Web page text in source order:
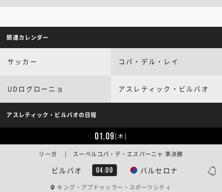
関連カレンダー
サッカー コパ・デル・レイ
UDログローニョ アスレティック・ビルバオ
アスレティック・ビルバオの日程
01.09[木]
ビルバオ 04:00 バルセロナ
リーガ | スーペルコパ・デ・エスパーニャ 準決勝
キング・アブドゥッラー・スポーツシティ